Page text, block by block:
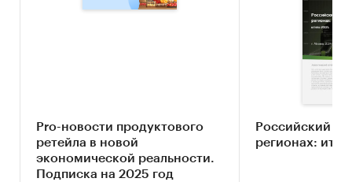
Pro-новости продуктового
ретейла в новой
экономической реальности.
Подписка на 2025 год
Российский
регионах: